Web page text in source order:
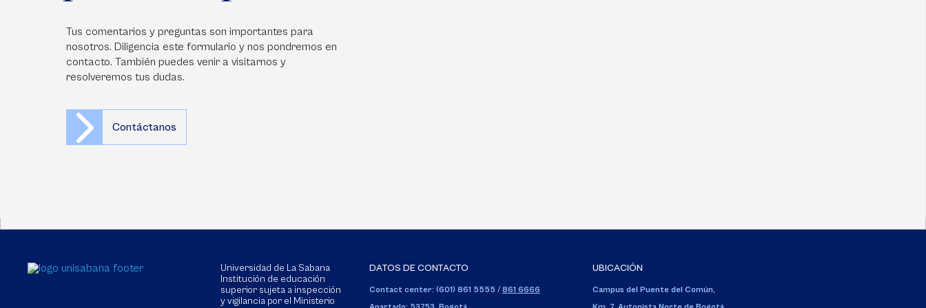
Tus comentarios y preguntas son importantes para
nosotros. Diligencia este formulario y nos pondremos en
contacto. También puedes venir a visitarnos y
resolveremos tus dudas.
Contáctanos
Universidad de La Sabana
Institución de educación
superior sujeta a inspección
y vigilancia por el Ministerio
DATOS DE CONTACTO
Contact center: (601) 861 5555 / 861 6666
UBICACIÓN
Campus del Puente del Común,